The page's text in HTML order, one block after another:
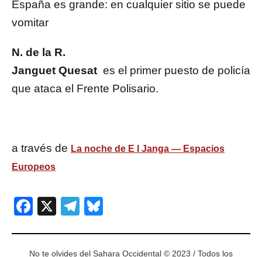
España es grande: en cualquier sitio se puede
vomitar
N. de la R.
Janguet Quesat es el primer puesto de policía
que ataca el Frente Polisario.
a través de La noche de E l Janga — Espacios
Europeos
Facebook
X Telegram
No te olvides del Sahara Occidental © 2023 / Todos los